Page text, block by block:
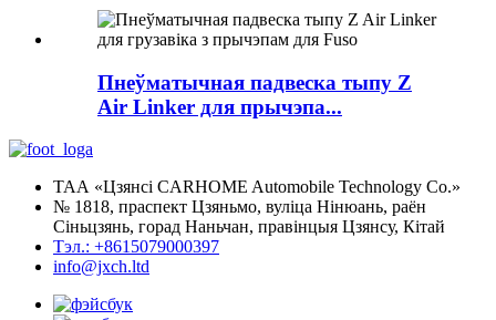
Пнеўматычная падвеска тыпу Z
Air Linker для прычэпа...
ТАА «Цзянсі CARHOME Automobile Technology Co.»
№ 1818, праспект Цзяньмо, вуліца Нінюань, раён
Сіньцзянь, горад Наньчан, правінцыя Цзянсу, Кітай
Тэл.: +8615079000397
info@jxch.ltd